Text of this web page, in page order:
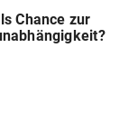
Chance zur